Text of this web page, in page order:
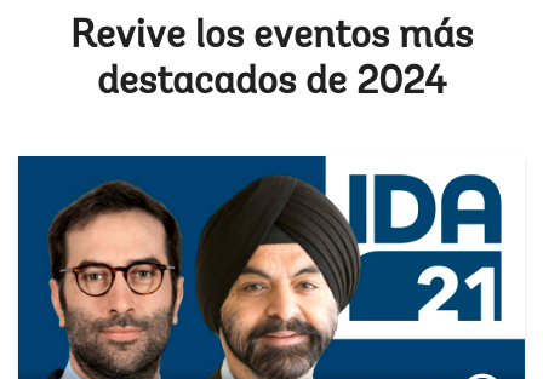
Revive los eventos más
destacados de 2024